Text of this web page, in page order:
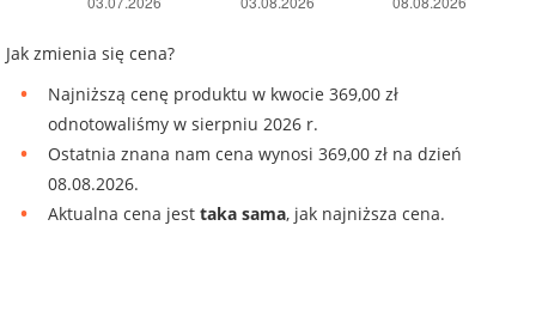
Jak zmienia się cena?
Najniższą cenę produktu w kwocie 369,00 zł
odnotowaliśmy w sierpniu 2026 r.
Ostatnia znana nam cena wynosi 369,00 zł na dzień
08.08.2026.
Aktualna cena jest taka sama, jak najniższa cena.